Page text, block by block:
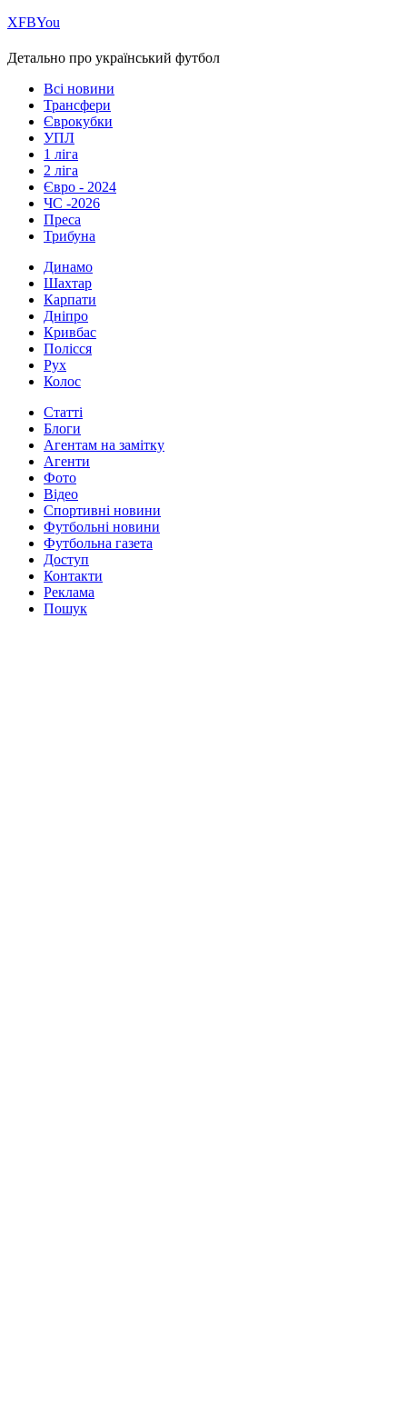
ХFBYou
Детально про український футбол
Всі новини
Трансфери
Єврокубки
УПЛ
1 ліга
2 ліга
Євро - 2024
ЧС -2026
Преса
Трибуна
Динамо
Шахтар
Карпати
Дніпро
Кривбас
Полісся
Рух
Колос
Статті
Блоги
Агентам на замітку
Агенти
Фото
Відео
Спортивні новини
Футбольні новини
Футбольна газета
Доступ
Контакти
Реклама
Пошук